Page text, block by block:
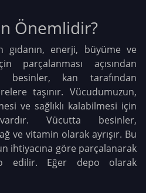
Önemlidir?
gıdanın, enerji, büyüme ve
parçalanması açısından
besinler, kan tarafından
taşınır. Vücudumuzun,
ve sağlıklı kalabilmesi için
Vücutta besinler,
ve vitamin olarak ayrışır. Bu
ihtiyacına göre parçalanarak
edilir. Eğer depo olarak